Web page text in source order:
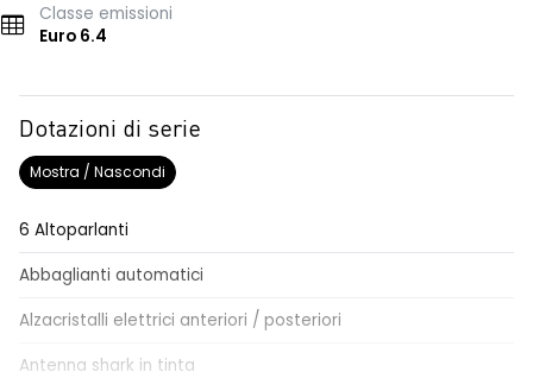
Classe emissioni
Euro 6.4
Dotazioni di serie
Mostra / Nascondi
6 Altoparlanti
Abbaglianti automatici
Alzacristalli elettrici anteriori / posteriori
Antenna shark in tinta